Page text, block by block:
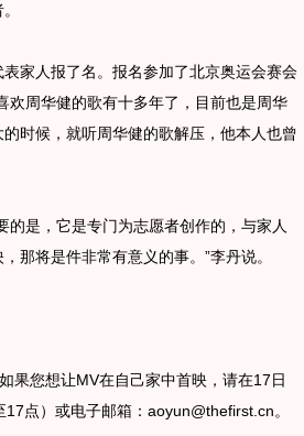
人报了名。报名参加了北京奥运会赛会
欢周华健的歌有十多年了，目前也是周华
时候，就听周华健的歌解压，他本人也曾
是，它是专门为志愿者创作的，与家人
那将是件非常有意义的事。”李丹说。
您想让MV在自己家中首映，请在17日
点）或电子邮箱：aoyun@thefirst.cn。